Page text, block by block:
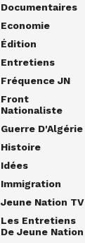
Documentaires
Economie
Édition
Entretiens
Fréquence JN
Front
Nationaliste
Guerre D'Algérie
Histoire
Idées
Immigration
Jeune Nation TV
Les Entretiens
De Jeune Nation